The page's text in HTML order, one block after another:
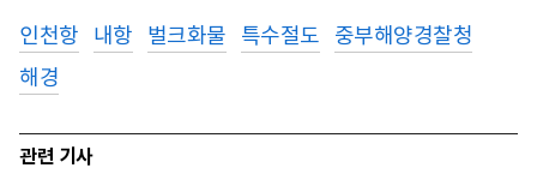
인천항 내항 벌크화물 특수절도
중부해양경찰청
해경
관련 기사